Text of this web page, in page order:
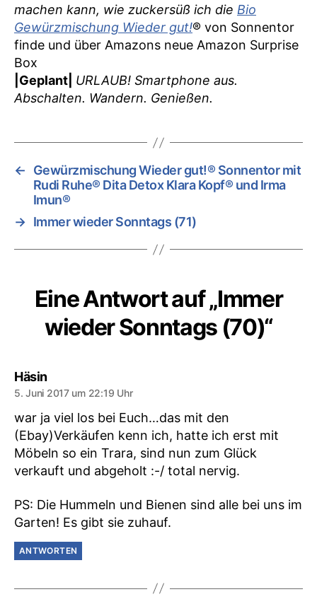
machen kann, wie zuckersüß ich die Bio
Gewürzmischung Wieder gut!® von Sonnentor
finde und über Amazons neue Amazon Surprise
Box
|Geplant| URLAUB! Smartphone aus.
Abschalten. Wandern. Genießen.
←
Gewürzmischung Wieder gut!® Sonnentor mit
Rudi Ruhe® Dita Detox Klara Kopf® und Irma
Imun®
→ Immer wieder Sonntags (71)
Eine Antwort auf „Immer
wieder Sonntags (70)“
Häsinsagt:
5. Juni 2017 um 22:19 Uhr
war ja viel los bei Euch…das mit den
(Ebay)Verkäufen kenn ich, hatte ich erst mit
Möbeln so ein Trara, sind nun zum Glück
verkauft und abgeholt :-/ total nervig.
PS: Die Hummeln und Bienen sind alle bei uns im
Garten! Es gibt sie zuhauf.
ANTWORTEN